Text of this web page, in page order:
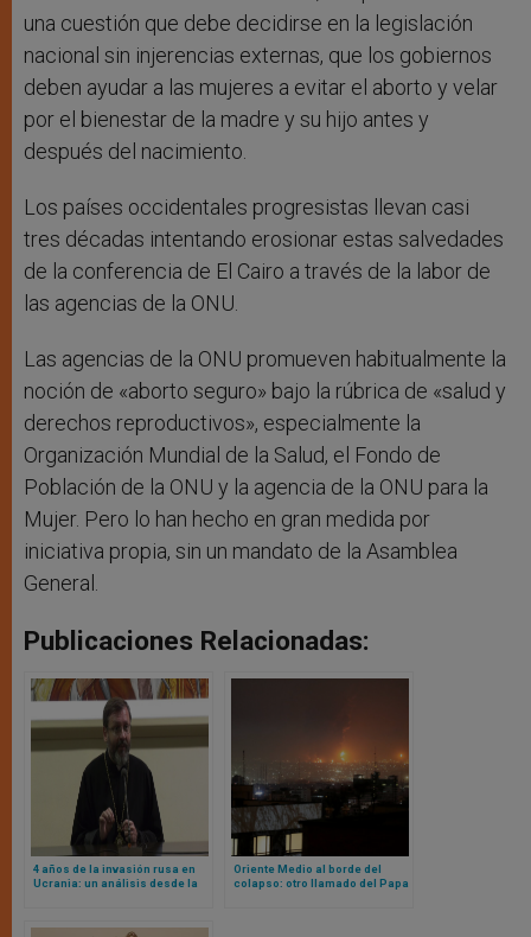
una cuestión que debe decidirse en la legislación
nacional sin injerencias externas, que los gobiernos
deben ayudar a las mujeres a evitar el aborto y velar
por el bienestar de la madre y su hijo antes y
después del nacimiento.
Los países occidentales progresistas llevan casi
tres décadas intentando erosionar estas salvedades
de la conferencia de El Cairo a través de la labor de
las agencias de la ONU.
Las agencias de la ONU promueven habitualmente la
noción de «aborto seguro» bajo la rúbrica de «salud y
derechos reproductivos», especialmente la
Organización Mundial de la Salud, el Fondo de
Población de la ONU y la agencia de la ONU para la
Mujer. Pero lo han hecho en gran medida por
iniciativa propia, sin un mandato de la Asamblea
General.
Publicaciones Relacionadas:
4 años de la invasión rusa en
Ucrania: un análisis desde la
Oriente Medio al borde del
colapso: otro llamado del Papa